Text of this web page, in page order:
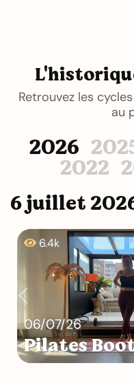
Retrouvez les
au
2026
2022
6 juillet
06/07/26
Pilates
6.4k